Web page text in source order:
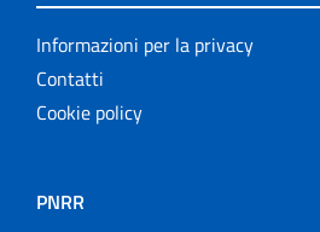
Informazioni per la privacy
Contatti
Cookie policy
PNRR